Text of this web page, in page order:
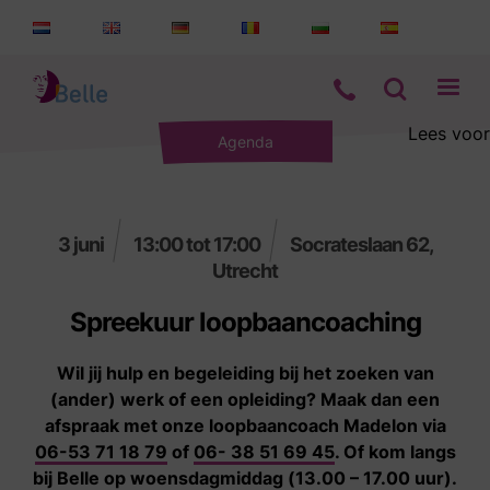
Lees voor
Agenda
3 juni 13:00 tot 17:00
Socrateslaan 62,
Utrecht
Spreekuur loopbaancoaching
Wil jij hulp en begeleiding bij het zoeken van
(ander) werk of een opleiding? Maak dan een
afspraak met onze loopbaancoach Madelon via
06-53 71 18 79 of 06- 38 51 69 45. Of kom langs
bij Belle op woensdagmiddag (13.00 – 17.00 uur).